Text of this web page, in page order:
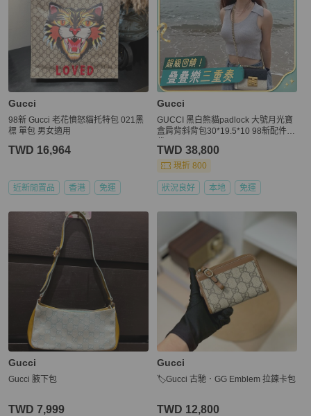
Gucci
98新 Gucci 老花憤怒貓托特包 021黑
標 單包 男女適用
TWD 16,964
近新閒置品 香港 免運
Gucci
GUCCI 黑白熊貓padlock 大號月光寶
盒肩背斜背包30*19.5*10 98新配件塵
TWD 38,800
現折 800
狀況良好 本地 免運
Gucci
Gucci 腋下包
TWD 7,999
Gucci
🏷Gucci 古馳．GG Emblem 拉鍊卡包
TWD 12,800